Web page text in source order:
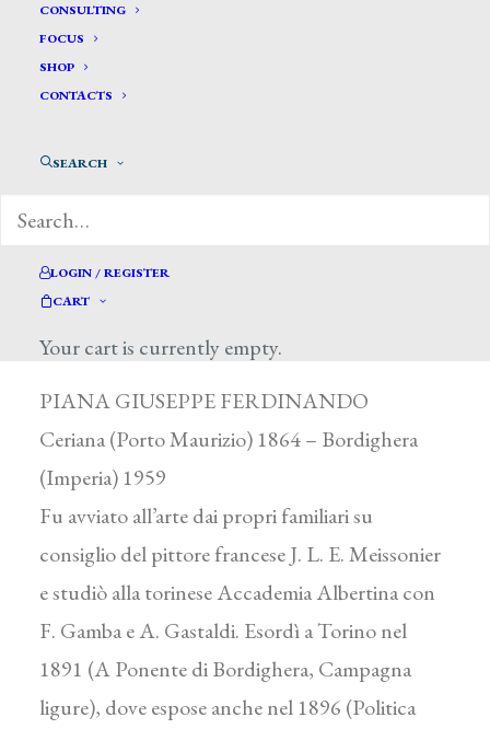
CONSULTING
FOCUS
SHOP
CONTACTS
SEARCH
LOGIN / REGISTER
CART
Your cart is currently empty.
PIANA GIUSEPPE FERDINANDO
Ceriana (Porto Maurizio) 1864 – Bordighera
(Imperia) 1959
Fu avviato all’arte dai propri familiari su
consiglio del pittore francese J. L. E. Meissonier
e studiò alla torinese Accademia Albertina con
F. Gamba e A. Gastaldi. Esordì a Torino nel
1891 (A Ponente di Bordighera, Campagna
ligure), dove espose anche nel 1896 (Politica